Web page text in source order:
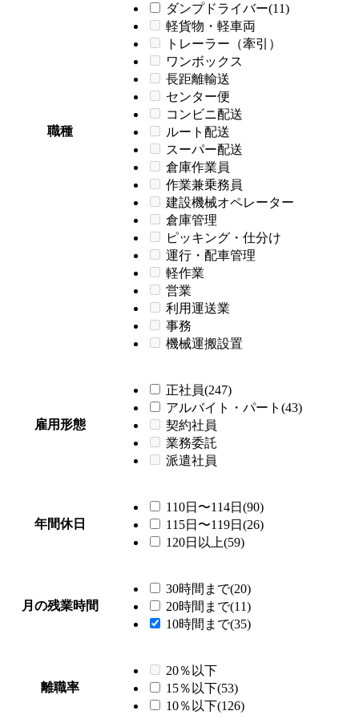
職種
ダンプドライバー(11)
軽貨物・軽車両
トレーラー（牽引）
ワンボックス
長距離輸送
センター便
コンビニ配送
ルート配送
スーパー配送
倉庫作業員
作業兼乗務員
建設機械オペレーター
倉庫管理
ピッキング・仕分け
運行・配車管理
軽作業
営業
利用運送業
事務
機械運搬設置
雇用形態
正社員(247)
アルバイト・パート(43)
契約社員
業務委託
派遣社員
年間休日
110日〜114日(90)
115日〜119日(26)
120日以上(59)
月の残業時間
30時間まで(20)
20時間まで(11)
10時間まで(35)
離職率
20％以下
15％以下(53)
10％以下(126)